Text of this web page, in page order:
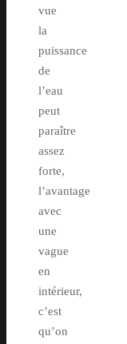
vue
la
puissance
de
l’eau
peut
paraître
assez
forte,
l’avantage
avec
une
vague
en
intérieur,
c’est
qu’on